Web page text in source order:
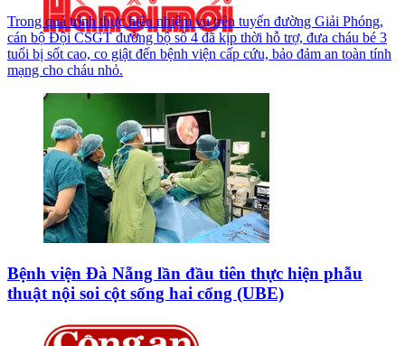
Trong quá trình thực hiện nhiệm vụ trên tuyến đường Giải Phóng,
cán bộ Đội CSGT đường bộ số 4 đã kịp thời hỗ trợ, đưa cháu bé 3
tuổi bị sốt cao, co giật đến bệnh viện cấp cứu, bảo đảm an toàn tính
mạng cho cháu nhỏ.
Bệnh viện Đà Nẵng lần đầu tiên thực hiện phẫu
thuật nội soi cột sống hai cổng (UBE)